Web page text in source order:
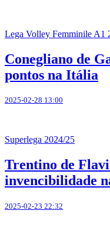
Lega Volley Femminile A1
Conegliano de
pontos na Itália
2025-02-28 13:00
Superlega 2024/25
Trentino de
invencibilidade
2025-02-23 22:32